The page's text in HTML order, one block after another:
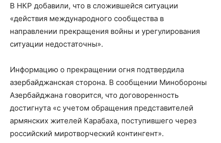
В НКР добавили, что в сложившейся ситуации
«действия международного сообщества в
направлении прекращения войны и урегулирования
ситуации недостаточны».
Информацию о прекращении огня подтвердила
азербайджанская сторона. В сообщении Минобороны
Азербайджана говорится, что договоренность
достигнута «с учетом обращения представителей
армянских жителей Карабаха, поступившего через
российский миротворческий контингент».